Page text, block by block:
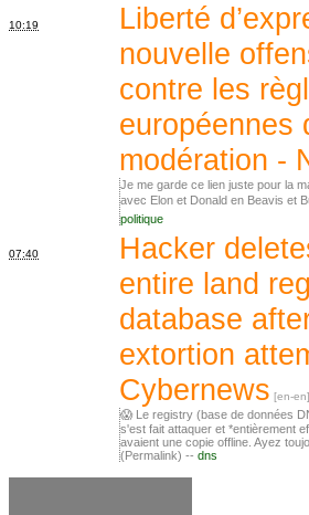
10:19
Liberté
nouvelle
contre les
européennes
modération -
Je me garde ce lien juste pour la
avec Elon et Donald en Beavis et
politique
07:40
Hacker
entire land
database
extortion
Cybernews
😱 Le registry (base de données
s'est fait attaquer et *entièrement
avaient une copie offline. Ayez
(Permalink) -- dns